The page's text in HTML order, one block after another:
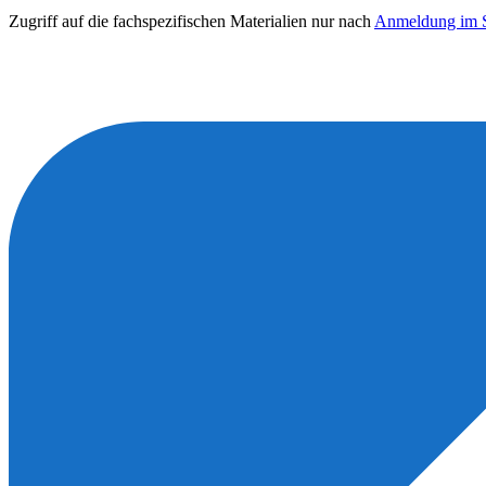
Zugriff auf die fachspezifischen Materialien nur nach Anmeldung im